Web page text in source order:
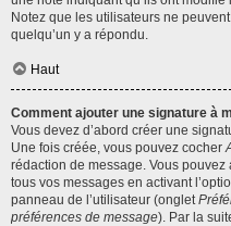
Notez que les utilisateurs ne
quelqu’un y a répondu.
Haut
Comment ajouter une signature à
Vous devez d’abord créer une
Une fois créée, vous pouvez cocher
rédaction de message. Vous
tous vos messages en activant
panneau de l’utilisateur (onglet
préférences de message). Par la